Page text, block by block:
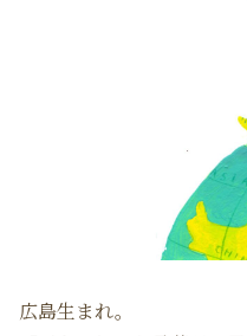
広島生まれ。